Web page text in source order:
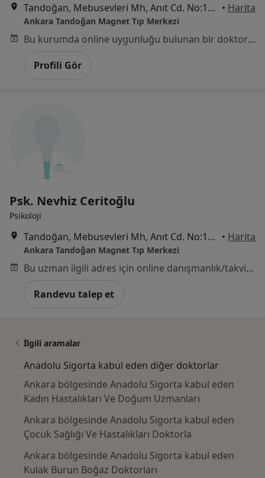
Tandoğan, Mebusevleri Mh, Anıt Cd. No:12 Çankaya, Ankara • Harita
Ankara Tandoğan Magnet Tıp Merkezi
Bu kurumda online uygunluğu bulunan bir doktor veya uzman bulunamadı
Profili Gör
Psk. Nevhiz Ceritoğlu
Psikoloji
Tandoğan, Mebusevleri Mh, Anıt Cd. No:12 Çankaya, Ankara • Harita
Ankara Tandoğan Magnet Tıp Merkezi
Bu uzman ilgili adres için online danışmanlık/takvim sunmuyor.
Randevu talep et
İlgili aramalar
Anadolu Sigorta kabul eden diğer doktorlar
Ankara bölgesinde Anadolu Sigorta kabul eden
Kadın Hastalıkları Ve Doğum Uzmanları
Ankara bölgesinde Anadolu Sigorta kabul eden
Çocuk Sağlığı Ve Hastalıkları Doktorla
Ankara bölgesinde Anadolu Sigorta kabul eden
Kulak Burun Boğaz Doktorları